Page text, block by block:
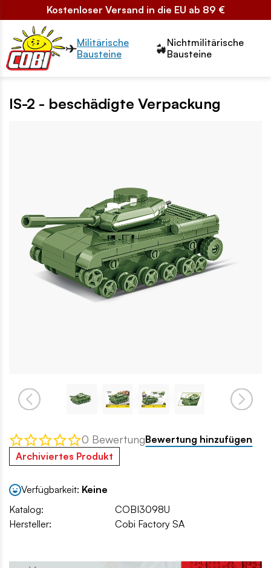
Kostenloser Versand in die EU ab 89 €
Przełącznik segmentów2
Militärische
Bausteine
Nichtmilitärische
Bausteine
IS-2 - beschädigte Verpackung
0 BewertungBewertung hinzufügen
Archiviertes Produkt
Verfügbarkeit: Keine
Katalog:
COBI3098U
Hersteller:
Cobi Factory SA